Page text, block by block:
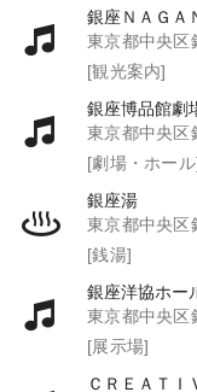
銀座ＮＡＧ
東京都中央区
[観光案内]
銀座博品館劇
東京都中央区
[劇場・ホー
銀座湯
東京都中央区
[銭湯]
銀座洋協ホー
東京都中央区
[展示場]
ＣＲＥＡＴ